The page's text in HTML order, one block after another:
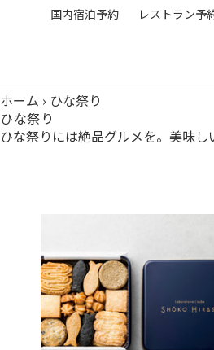
国内宿泊予約 レストラン予
ホーム › ひな祭り
ひな祭り
ひな祭りには絶品グルメを。美味